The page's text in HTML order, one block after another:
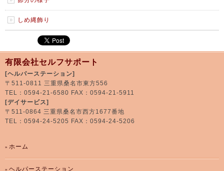
しめ縄飾り
有限会社セルフサポート
[ヘルパーステーション]
〒511-0811 三重県桑名市東方556
TEL：0594-21-6580 FAX：0594-21-5911
[デイサービス]
〒511-0864 三重県桑名市西方1677番地
TEL：0594-24-5205 FAX：0594-24-5206
ホーム
ヘルパーステーション